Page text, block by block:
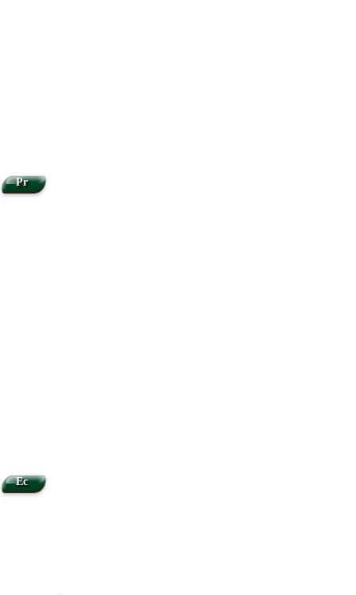
Pr
Ec